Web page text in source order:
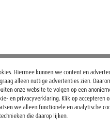
Hiermee kunnen we content en
alleen nuttige advertenties zien.
onze website te volgen op een
en privacyverklaring. Klik op accepteren
we alleen functionele en analytische
die daarop lijken.